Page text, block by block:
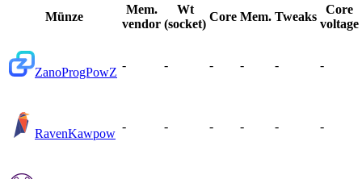
Münze
Mem.
vendor
Wt
(socket)
Core Mem. Tweaks
Core
voltage
ZanoProgPowZ
- - - - - -
RavenKawpow
- - - - - -